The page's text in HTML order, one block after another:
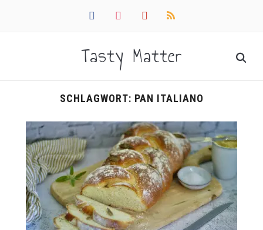
facebookinstagrampinterestrss
Tasty Matter
SCHLAGWORT: PAN ITALIANO